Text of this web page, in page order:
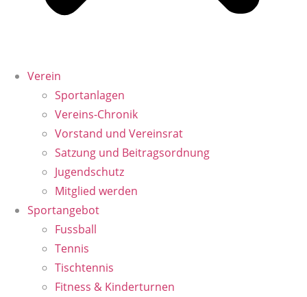
Verein
Sportanlagen
Vereins-Chronik
Vorstand und Vereinsrat
Satzung und Beitragsordnung
Jugendschutz
Mitglied werden
Sportangebot
Fussball
Tennis
Tischtennis
Fitness & Kinderturnen